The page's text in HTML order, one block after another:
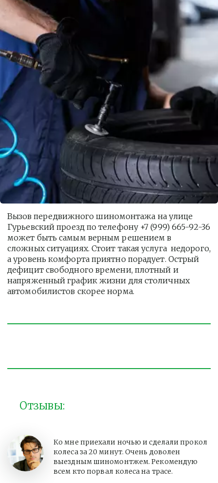
Вызов передвижного шиномонтажа на улице
Гурьевский проезд по телефону +7 (999) 665-92-36
может быть самым верным решением в
сложных ситуациях. Стоит такая услуга  недорого,
а уровень комфорта приятно порадует. Острый
дефицит свободного времени, плотный и
напряженный график жизни для столичных
автомобилистов скорее норма.
Отзывы:
Ко мне приехали ночью и сделали прокол
колеса за 20 минут. Очень доволен
выездным шиномонтжем. Рекомендую
всем кто порвал колеса на трасе.